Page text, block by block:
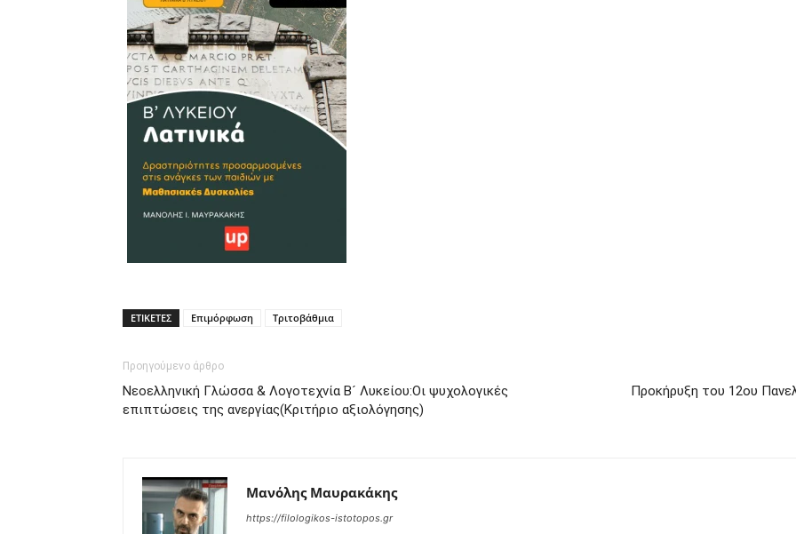
ΕΤΙΚΕΤΕΣ Επιμόρφωση Τριτοβάθμια
Προηγούμενο άρθρο
Νεοελληνική Γλώσσα & Λογοτεχνία Β´ Λυκείου:Οι ψυχολογικές
επιπτώσεις της ανεργίας(Κριτήριο αξιολόγησης)
Προκήρυξη του 12ου
Μανόλης Μαυρακάκης
https://filologikos-istotopos.gr